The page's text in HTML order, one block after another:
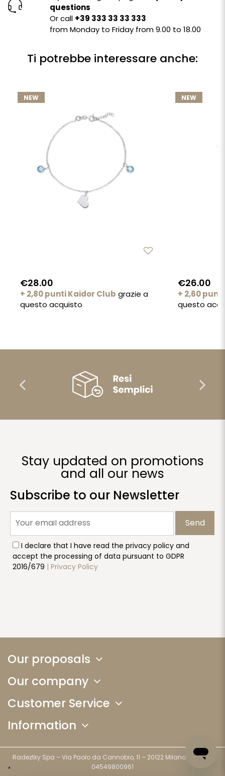
questions
Or call +39 333 33 33 333
from Monday to Friday from 9.00 to 18.00
Ti potrebbe interessare anche:
NEW
€28.00
+ 2,80 punti Kaidor Club grazie a
questo acquisto
NEW
€26.00
+ 2,60
questo
Stay updated on promotions
and all our news
Subscribe to our Newsletter
Send
I declare that I have read the privacy policy and
accept the processing of data pursuant to GDPR
2016/679 | Privacy Policy
Our proposals
Our company
Customer Service
Information
Radeztky Spa – Via Paolo da Cannobio, 11 – 20122 Milano (MI) - P.I.
04549800961